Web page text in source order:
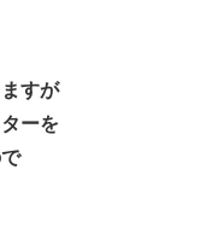
すが
ーを